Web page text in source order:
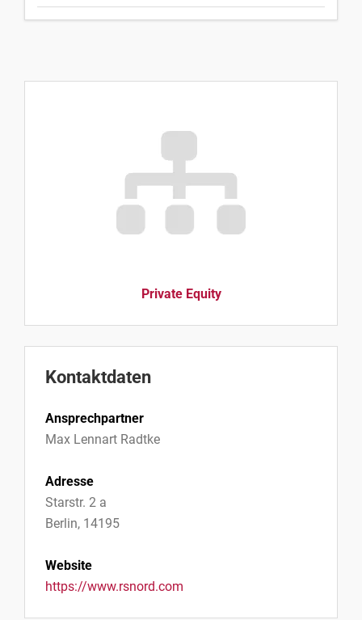
Private Equity
Kontaktdaten
Ansprechpartner
Max Lennart Radtke
Adresse
Starstr. 2 a
Berlin, 14195
Website
https://www.rsnord.com